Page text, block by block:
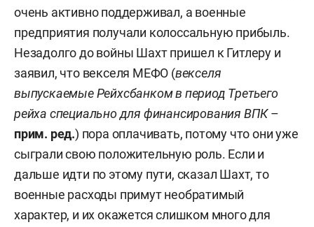
очень активно поддерживал, а военные
предприятия получали колоссальную прибыль.
Незадолго до войны Шахт пришел к Гитлеру и
заявил, что векселя МЕФО (векселя
выпускаемые Рейхсбанком в период Третьего
рейха специально для финансирования ВПК–
прим. ред.) пора оплачивать, потому что они уже
сыграли свою положительную роль. Если и
дальше идти по этому пути, сказал Шахт, то
военные расходы примут необратимый
характер, и их окажется слишком много для